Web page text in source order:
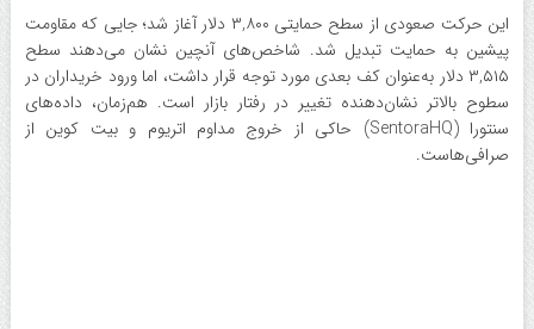
این حرکت صعودی از سطح حمایتی ۳,۸۰۰ دلار آغاز شد؛ جایی که مقاومت
پیشین به حمایت تبدیل شد. شاخص‌های آنچین نشان می‌دهند سطح
۳,۵۱۵ دلار به‌عنوان کف بعدی مورد توجه قرار داشت، اما ورود خریداران در
سطوح بالاتر نشان‌دهنده تغییر در رفتار بازار است. هم‌زمان، داده‌های
سنتورا (SentoraHQ) حاکی از خروج مداوم اتریوم و بیت‌ کوین از
صرافی‌هاست.